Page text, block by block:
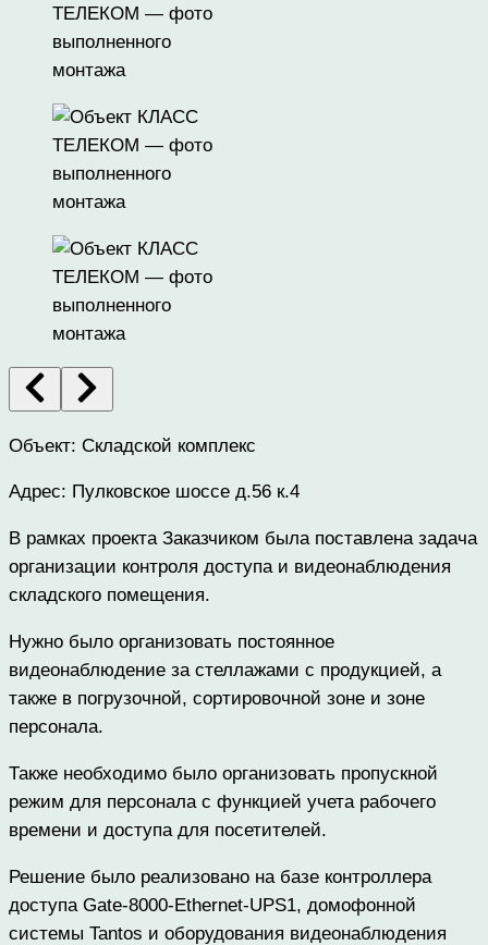
Объект: Складской комплекс
Адрес: Пулковское шоссе д.56 к.4
В рамках проекта Заказчиком была поставлена задача
организации контроля доступа и видеонаблюдения
складского помещения.
Нужно было организовать постоянное
видеонаблюдение за стеллажами с продукцией, а
также в погрузочной, сортировочной зоне и зоне
персонала.
Также необходимо было организовать пропускной
режим для персонала с функцией учета рабочего
времени и доступа для посетителей.
Решение было реализовано на базе контроллера
доступа Gate-8000-Ethernet-UPS1, домофонной
системы Tantos и оборудования видеонаблюдения